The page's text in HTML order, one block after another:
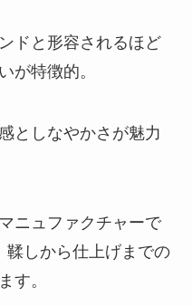
ドと形容されるほど
が特徴的。
としなやかさが魅力
ニュファクチャーで
鞣しから仕上げまでの
す。